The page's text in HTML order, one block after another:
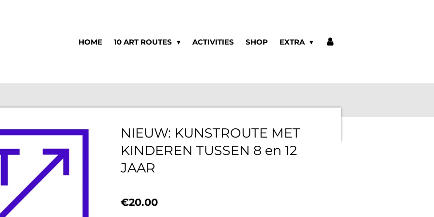
HOME 10 ART ROUTES ACTIVITIES SHOP EXTRA
NIEUW: KUNSTROUTE MET
KINDEREN TUSSEN 8 en 12
JAAR
€20.00